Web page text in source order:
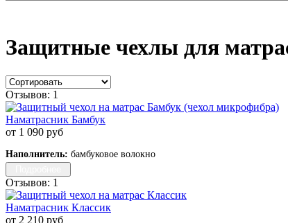
Защитные чехлы для
Отзывов: 1
Наматрасник Бамбук
от 1 090 руб
Наполнитель: бамбуковое волокно
Отзывов: 1
Наматрасник Классик
от 2 210 руб